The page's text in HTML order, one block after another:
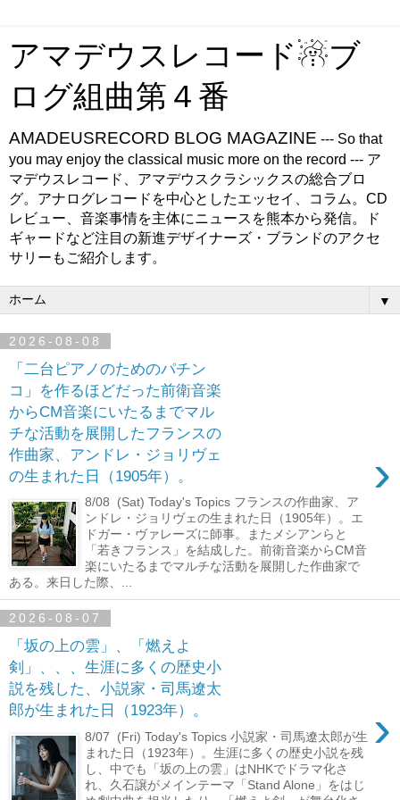
アマデウスレコード☃ブ
ログ組曲第４番
AMADEUSRECORD BLOG MAGAZINE --- So that
you may enjoy the classical music more on the record --- ア
マデウスレコード、アマデウスクラシックスの総合ブロ
グ。アナログレコードを中心としたエッセイ、コラム。CD
レビュー、音楽事情を主体にニュースを熊本から発信。ド
ギャードなど注目の新進デザイナーズ・ブランドのアクセ
サリーもご紹介します。
▼
2026-08-08
「二台ピアノのためのパチン
コ」を作るほどだった前衛音楽
からCM音楽にいたるまでマル
チな活動を展開したフランスの
作曲家、アンドレ・ジョリヴェ
の生まれた日（1905年）。
›
8/08 (Sat) Today's Topics フランスの作曲家、ア
ンドレ・ジョリヴェの生まれた日（1905年）。エ
ドガー・ヴァレーズに師事。またメシアンらと
「若きフランス」を結成した。前衛音楽からCM音
楽にいたるまでマルチな活動を展開した作曲家で
ある。来日した際、...
2026-08-07
「坂の上の雲」、「燃えよ
剣」、、、生涯に多くの歴史小
説を残した、小説家・司馬遼太
郎が生まれた日（1923年）。
›
8/07 (Fri) Today's Topics 小説家・司馬遼太郎が生
まれた日（1923年）。生涯に多くの歴史小説を残
し、中でも「坂の上の雲」はNHKでドラマ化さ
れ、久石譲がメインテーマ「Stand Alone」をはじ